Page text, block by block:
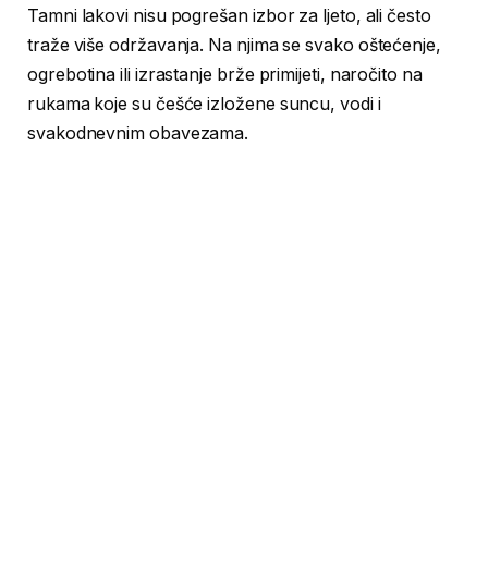
Tamni lakovi nisu pogrešan izbor za ljeto, ali često
traže više održavanja. Na njima se svako oštećenje,
ogrebotina ili izrastanje brže primijeti, naročito na
rukama koje su češće izložene suncu, vodi i
svakodnevnim obavezama.